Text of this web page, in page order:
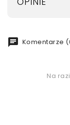
chat Komentarze
Na